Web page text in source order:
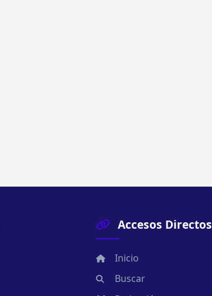
Accesos Directos
Inicio
Buscar